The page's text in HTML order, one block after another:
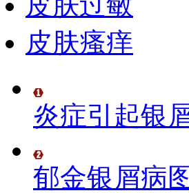
皮肤瘙痒
炎症引起银
郁金银屑病